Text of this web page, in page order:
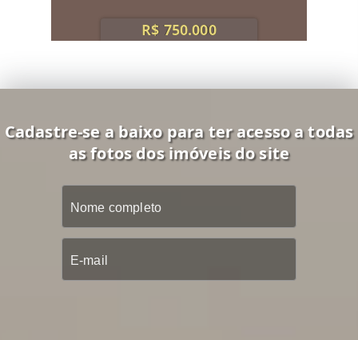
R$ 750.000
Cadastre-se a baixo para ter acesso a todas
as fotos dos imóveis do site